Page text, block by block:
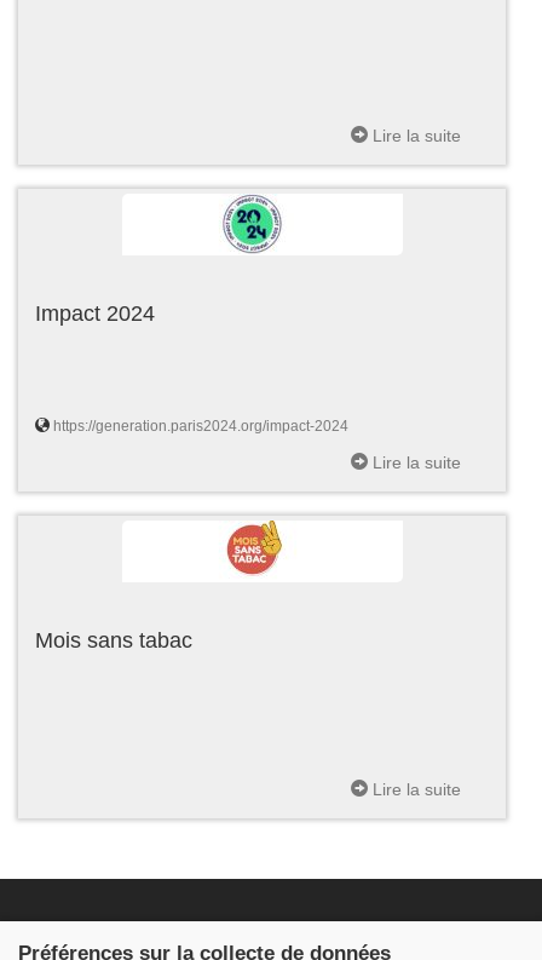
Lire la suite
Impact 2024
https://generation.paris2024.org/impact-2024
Lire la suite
Mois sans tabac
Lire la suite
Préférences sur la collecte de données